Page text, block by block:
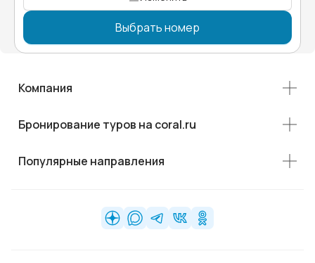
Выбрать номер
Компания
Бронирование туров на coral.ru
Популярные направления